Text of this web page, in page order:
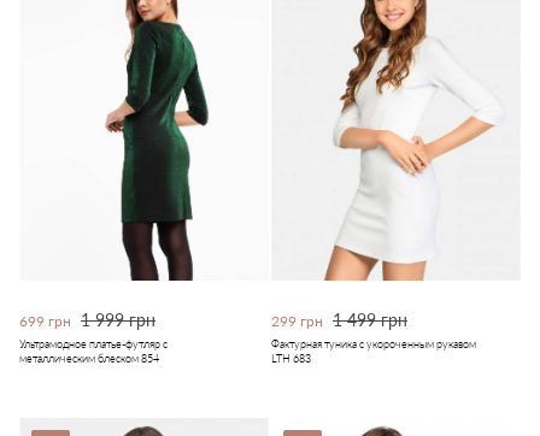
699 грн 1 999 грн
Ультрамодное платье-футляр с
металлическим блеском 854
299 грн 1 499 грн
Фактурная туника с укороченным рукавом
LTH 683